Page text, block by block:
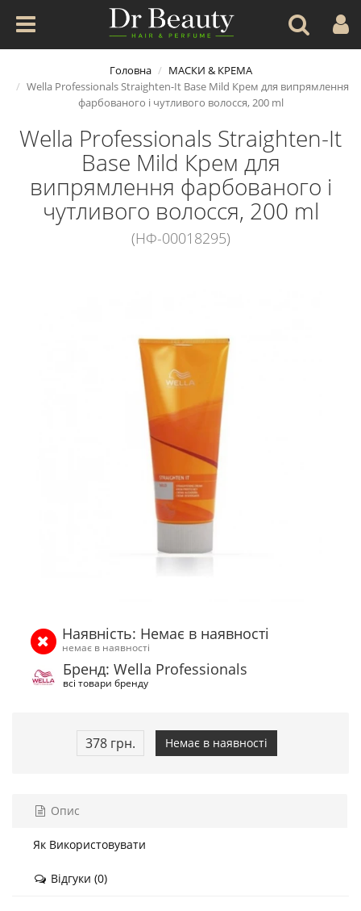
Головна
МАСКИ & КРЕМА
Wella Professionals Straighten-It Base Mild Крем для випрямлення
фарбованого і чутливого волосся, 200 ml
Wella Professionals Straighten-It
Base Mild Крем для
випрямлення фарбованого і
чутливого волосся, 200 ml
(НФ-00018295)
Наявність: Немає в наявності
немає в наявності
Бренд: Wella Professionals
всі товари бренду
378 грн. Немає в наявності
Опис
Як Використовувати
Відгуки (0)